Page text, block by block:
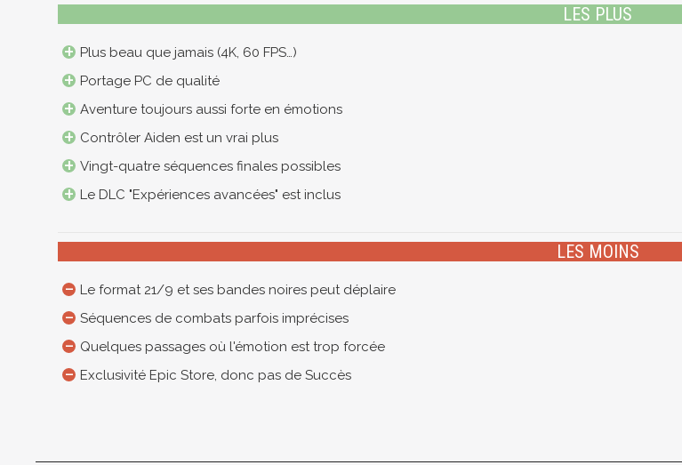
LES PLUS
Plus beau que jamais (4K, 60 FPS…)
Portage PC de qualité
Aventure toujours aussi forte en émotions
Contrôler Aiden est un vrai plus
Vingt-quatre séquences finales possibles
Le DLC "Expériences avancées" est inclus
LES MOINS
Le format 21/9 et ses bandes noires peut déplaire
Séquences de combats parfois imprécises
Quelques passages où l'émotion est trop forcée
Exclusivité Epic Store, donc pas de Succès